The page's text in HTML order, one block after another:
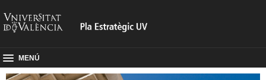
MENÚ